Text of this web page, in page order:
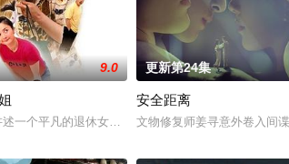
电影频道出品，4分钟*20集，取景地为湖南省湘西
9.0
一个平凡的退休女工——马大姐（蔡明 饰）的日常
更新第24集
安全距离
文物修复师姜寻意外卷入间